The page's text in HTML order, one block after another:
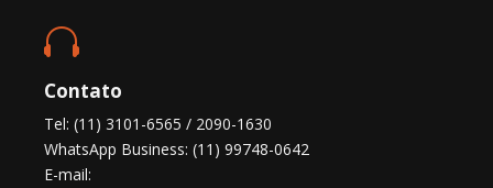

Contato
Tel: (11) 3101-6565 / 2090-1630
WhatsApp Business: (11) 99748-0642
E-mail: